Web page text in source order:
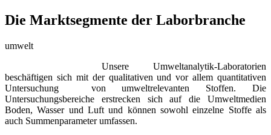
Die Marktsegmente der Laborbranche
umwelt
Unsere Umweltanalytik-Laboratorien
beschäftigen sich mit der qualitativen und vor allem quantitativen
Untersuchung von umweltrelevanten Stoffen. Die
Untersuchungsbereiche erstrecken sich auf die Umweltmedien
Boden, Wasser und Luft und können sowohl einzelne Stoffe als
auch Summenparameter umfassen.